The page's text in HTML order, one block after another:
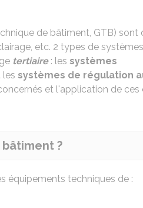
de bâtiment, GTB) sont
etc. 2 types de
tertiaire: les systèmes
les systèmes de régulation
et l'application de ces
?
équipements techniques de :